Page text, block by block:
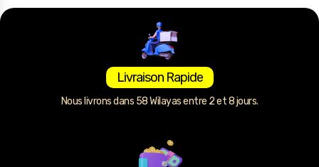
Livraison Rapide
Nous livrons dans 58 Wilayas entre 2 et 8 jours.